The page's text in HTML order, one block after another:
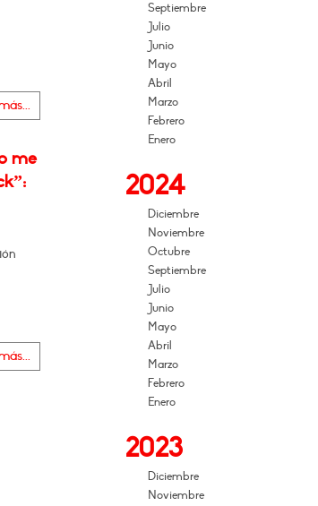
me
Septiembre
Julio
Junio
Mayo
Abril
Marzo
Febrero
Enero
2024
Diciembre
Noviembre
Octubre
Septiembre
Julio
Junio
Mayo
Abril
Marzo
Febrero
Enero
2023
Diciembre
Noviembre